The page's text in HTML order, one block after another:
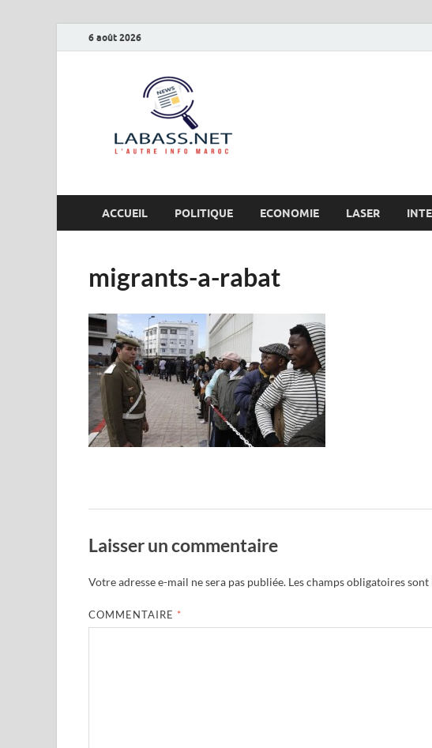
6 août 2026
ACCUEIL POLITIQUE ECONOMIE LASER
migrants-a-rabat
Laisser un commentaire
Votre adresse e-mail ne sera pas publiée. Les champs obligatoires sont
COMMENTAIRE *